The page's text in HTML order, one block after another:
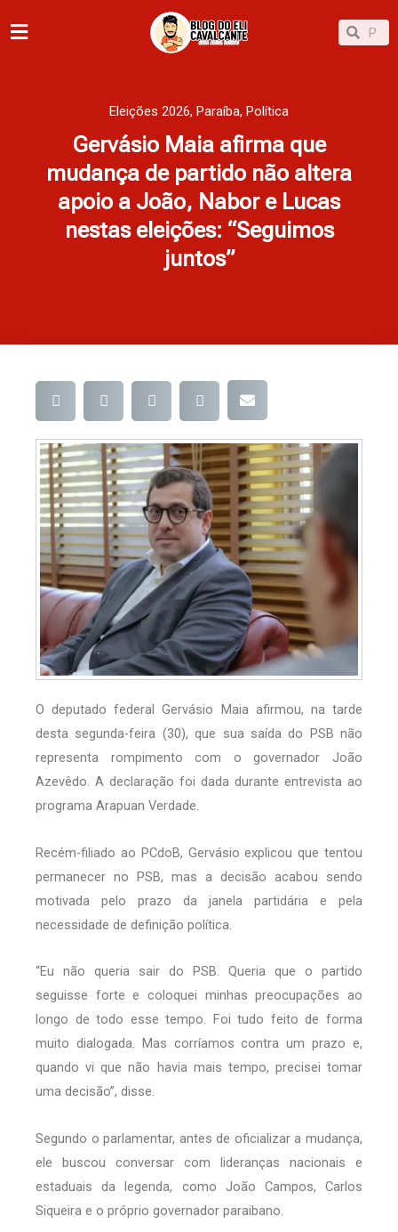
para
Pesquisar
Eleições 2026, Paraíba, Política
Gervásio Maia afirma que
mudança de partido não altera
apoio a João, Nabor e Lucas
nestas eleições: “Seguimos
juntos”
O deputado federal Gervásio Maia afirmou, na tarde
desta segunda-feira (30), que sua saída do PSB não
representa rompimento com o governador João
Azevêdo. A declaração foi dada durante entrevista ao
programa Arapuan Verdade.
Recém-filiado ao PCdoB, Gervásio explicou que tentou
permanecer no PSB, mas a decisão acabou sendo
motivada pelo prazo da janela partidária e pela
necessidade de definição política.
“Eu não queria sair do PSB. Queria que o partido
seguisse forte e coloquei minhas preocupações ao
longo de todo esse tempo. Foi tudo feito de forma
muito dialogada. Mas corríamos contra um prazo e,
quando vi que não havia mais tempo, precisei tomar
uma decisão”, disse.
Segundo o parlamentar, antes de oficializar a mudança,
ele buscou conversar com lideranças nacionais e
estaduais da legenda, como João Campos, Carlos
Siqueira e o próprio governador paraibano.